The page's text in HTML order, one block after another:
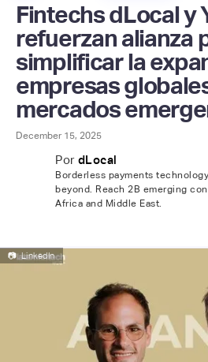
Fintechs dLocal y
refuerzan alianza
simplificar la
empresas
mercados
December 15, 2025
Por dLocal
Borderless payments
beyond. Reach 2B emerging
Africa and Middle East.
📷 LinkedIn